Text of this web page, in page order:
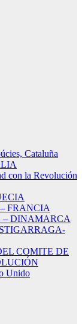
Cataluña
con la Revolución
FRANCIA
– DINAMARCA
COMITE DE
Unido